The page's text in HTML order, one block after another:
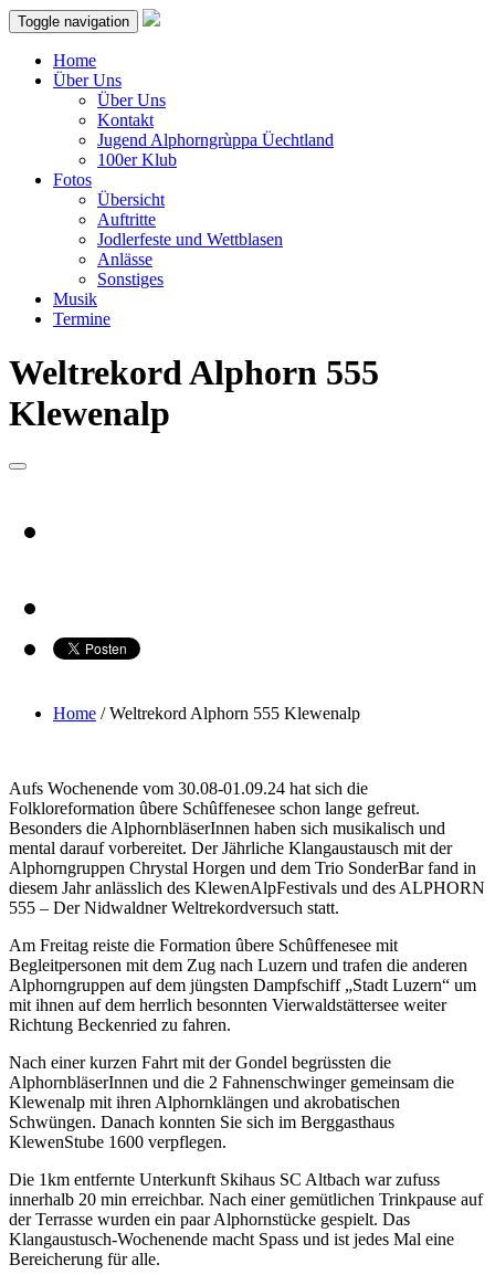
Toggle navigation
Home
Über Uns
Über Uns
Kontakt
Jugend Alphorngrùppa Üechtland
100er Klub
Fotos
Übersicht
Auftritte
Jodlerfeste und Wettblasen
Anlässe
Sonstiges
Musik
Termine
Weltrekord Alphorn 555
Klewenalp
Home /Weltrekord Alphorn 555 Klewenalp
Aufs Wochenende vom 30.08-01.09.24 hat sich die
Folkloreformation ûbere Schûffenesee schon lange gefreut.
Besonders die AlphornbläserInnen haben sich musikalisch und
mental darauf vorbereitet. Der Jährliche Klangaustausch mit der
Alphorngruppen Chrystal Horgen und dem Trio SonderBar fand in
diesem Jahr anlässlich des KlewenAlpFestivals und des ALPHORN
555 – Der Nidwaldner Weltrekordversuch statt.
Am Freitag reiste die Formation ûbere Schûffenesee mit
Begleitpersonen mit dem Zug nach Luzern und trafen die anderen
Alphorngruppen auf dem jüngsten Dampfschiff „Stadt Luzern“ um
mit ihnen auf dem herrlich besonnten Vierwaldstättersee weiter
Richtung Beckenried zu fahren.
Nach einer kurzen Fahrt mit der Gondel begrüssten die
AlphornbläserInnen und die 2 Fahnenschwinger gemeinsam die
Klewenalp mit ihren Alphornklängen und akrobatischen
Schwüngen. Danach konnten Sie sich im Berggasthaus
KlewenStube 1600 verpflegen.
Die 1km entfernte Unterkunft Skihaus SC Altbach war zufuss
innerhalb 20 min erreichbar. Nach einer gemütlichen Trinkpause auf
der Terrasse wurden ein paar Alphornstücke gespielt. Das
Klangaustusch-Wochenende macht Spass und ist jedes Mal eine
Bereicherung für alle.